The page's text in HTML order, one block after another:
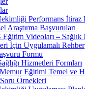
Performans İtiraz
Araştırma Başvuruları
Videoları – Sağlık
İçin Uygulamalı Rehber
Formu
Hizmetleri Formları
Eğitimi Temel ve
Soru Örnekleri